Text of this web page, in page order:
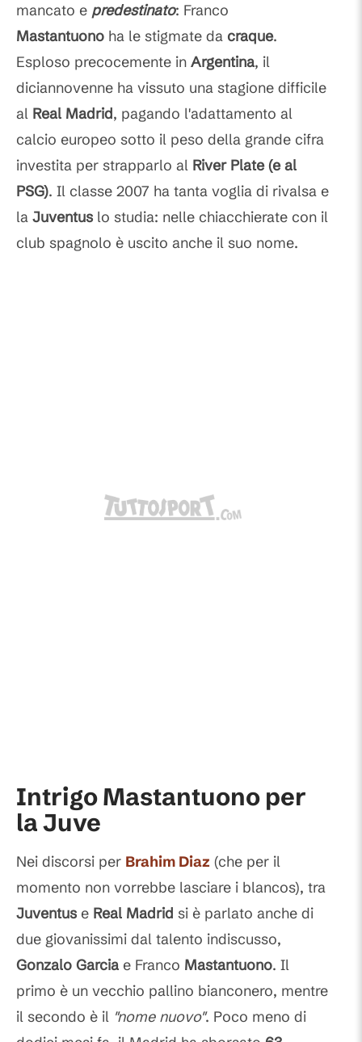
mancato e predestinato: Franco
Mastantuono ha le stigmate da craque.
Esploso precocemente in Argentina, il
diciannovenne ha vissuto una stagione difficile
al Real Madrid, pagando l'adattamento al
calcio europeo sotto il peso della grande cifra
investita per strapparlo al River Plate (e al
PSG). Il classe 2007 ha tanta voglia di rivalsa e
la Juventus lo studia: nelle chiacchierate con il
club spagnolo è uscito anche il suo nome.
Intrigo Mastantuono per
la Juve
Nei discorsi per Brahim Diaz (che per il
momento non vorrebbe lasciare i blancos), tra
Juventus e Real Madrid si è parlato anche di
due giovanissimi dal talento indiscusso,
Gonzalo Garcia e Franco Mastantuono. Il
primo è un vecchio pallino bianconero, mentre
il secondo è il "nome nuovo". Poco meno di